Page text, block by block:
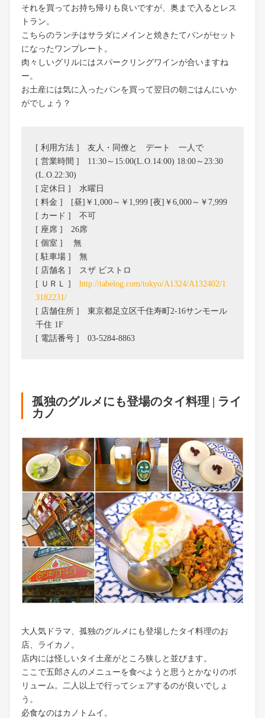
それを買ってお持ち帰りも良いですが、奥まで入るとレス
トラン。
こちらのランチはサラダにメインと焼きたてパンがセット
になったワンプレート。
肉々しいグリルにはスパークリングワインが合いますね
ー。
お土産には気に入ったパンを買って翌日の朝ごはんにいか
がでしょう？
[ 利用方法 ] 友人・同僚と デート 一人で
[ 営業時間 ] 11:30～15:00(L.O.14:00) 18:00～23:30
(L.O.22:30)
[ 定休日 ] 水曜日
[ 料金 ] [昼]￥1,000～￥1,999 [夜]￥6,000～￥7,999
[ カード ] 不可
[ 座席 ] 26席
[ 個室 ] 無
[ 駐車場 ] 無
[ 店舗名 ] スザ ビストロ
[ ＵＲＬ ] http://tabelog.com/tokyo/A1324/A132402/1
3182231/
[ 店舗住所 ] 東京都足立区千住寿町2-16サンモール
千住 1F
[ 電話番号 ] 03-5284-8863
孤独のグルメにも登場のタイ料理 | ライ
カノ
大人気ドラマ、孤独のグルメにも登場したタイ料理のお
店、ライカノ。
店内には怪しいタイ土産がところ狭しと並びます。
ここで五郎さんのメニューを食べようと思うとかなりのボ
リューム。二人以上で行ってシェアするのが良いでしょ
う。
必食なのはカノトムイ。